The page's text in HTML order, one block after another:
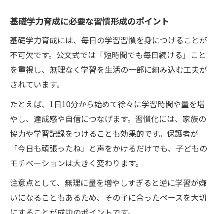
基礎学力育成に必要な習慣形成のポイント
基礎学力育成には、毎日の学習習慣を身につけることが
不可欠です。公文式では「短時間でも毎日続ける」こと
を重視し、無理なく学習を生活の一部に組み込む工夫が
されています。
たとえば、1日10分から始めて徐々に学習時間や量を増
やし、達成感や自信につなげます。習慣化には、家族の
協力や学習記録をつけることも効果的です。保護者が
「今日も頑張ったね」と声をかけるだけでも、子どもの
モチベーションは大きく変わります。
注意点として、無理に量を増やしすぎると逆に学習が嫌
いになることもあるため、その子に合ったペースを大切